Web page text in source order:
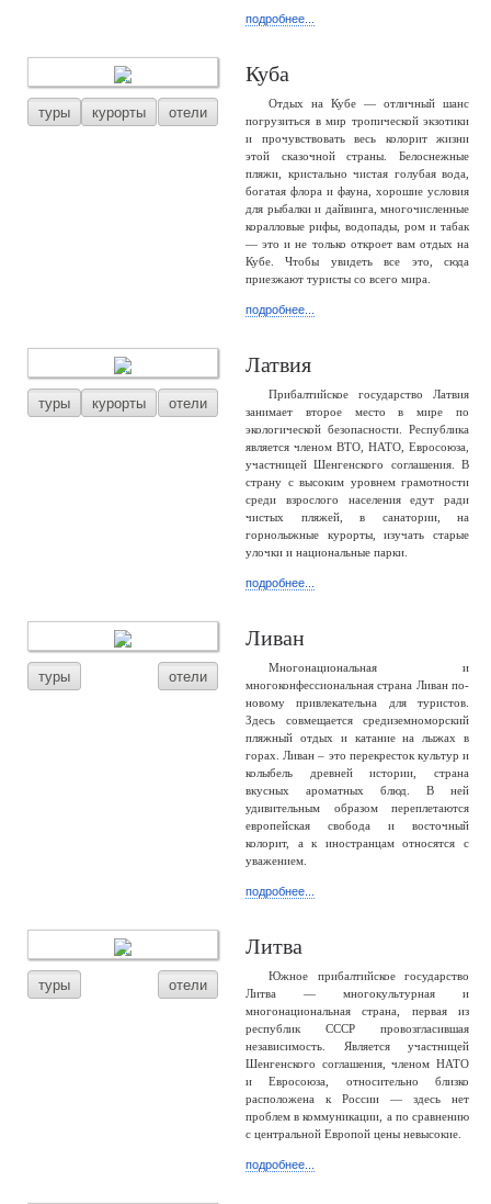
подробнее...
туры курорты отели
Куба
Отдых на Кубе — отличный шанс
погрузиться в мир тропической экзотики
и прочувствовать весь колорит жизни
этой сказочной страны. Белоснежные
пляжи, кристально чистая голубая вода,
богатая флора и фауна, хорошие условия
для рыбалки и дайвинга, многочисленные
коралловые рифы, водопады, ром и табак
— это и не только откроет вам отдых на
Кубе. Чтобы увидеть все это, сюда
приезжают туристы со всего мира.
подробнее...
туры курорты отели
Латвия
Прибалтийское государство Латвия
занимает второе место в мире по
экологической безопасности. Республика
является членом ВТО, НАТО, Евросоюза,
участницей Шенгенского соглашения. В
страну с высоким уровнем грамотности
среди взрослого населения едут ради
чистых пляжей, в санатории, на
горнолыжные курорты, изучать старые
улочки и национальные парки.
подробнее...
туры отели
Ливан
Многонациональная и
многоконфессиональная страна Ливан по-
новому привлекательна для туристов.
Здесь совмещается средиземноморский
пляжный отдых и катание на лыжах в
горах. Ливан – это перекресток культур и
колыбель древней истории, страна
вкусных ароматных блюд. В ней
удивительным образом переплетаются
европейская свобода и восточный
колорит, а к иностранцам относятся с
уважением.
подробнее...
туры отели
Литва
Южное прибалтийское государство
Литва — многокультурная и
многонациональная страна, первая из
республик СССР провозгласившая
независимость. Является участницей
Шенгенского соглашения, членом НАТО
и Евросоюза, относительно близко
расположена к России — здесь нет
проблем в коммуникации, а по сравнению
с центральной Европой цены невысокие.
подробнее...